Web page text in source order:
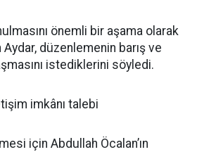
önemli bir aşama olarak
düzenlemenin barış ve
istediklerini söyledi.
imkânı talebi
için Abdullah Öcalan’ın